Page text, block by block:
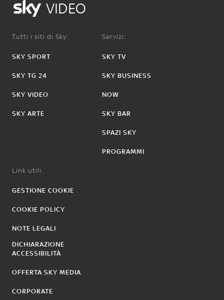
VIDEO
Tutti i siti di Sky:
SKY SPORT
SKY TG 24
SKY VIDEO
SKY ARTE
Servizi:
SKY TV
SKY BUSINESS
NOW
SKY BAR
SPAZI SKY
PROGRAMMI
Link utili:
GESTIONE COOKIE
COOKIE POLICY
NOTE LEGALI
DICHIARAZIONE
ACCESSIBILITÀ
OFFERTA SKY MEDIA
CORPORATE